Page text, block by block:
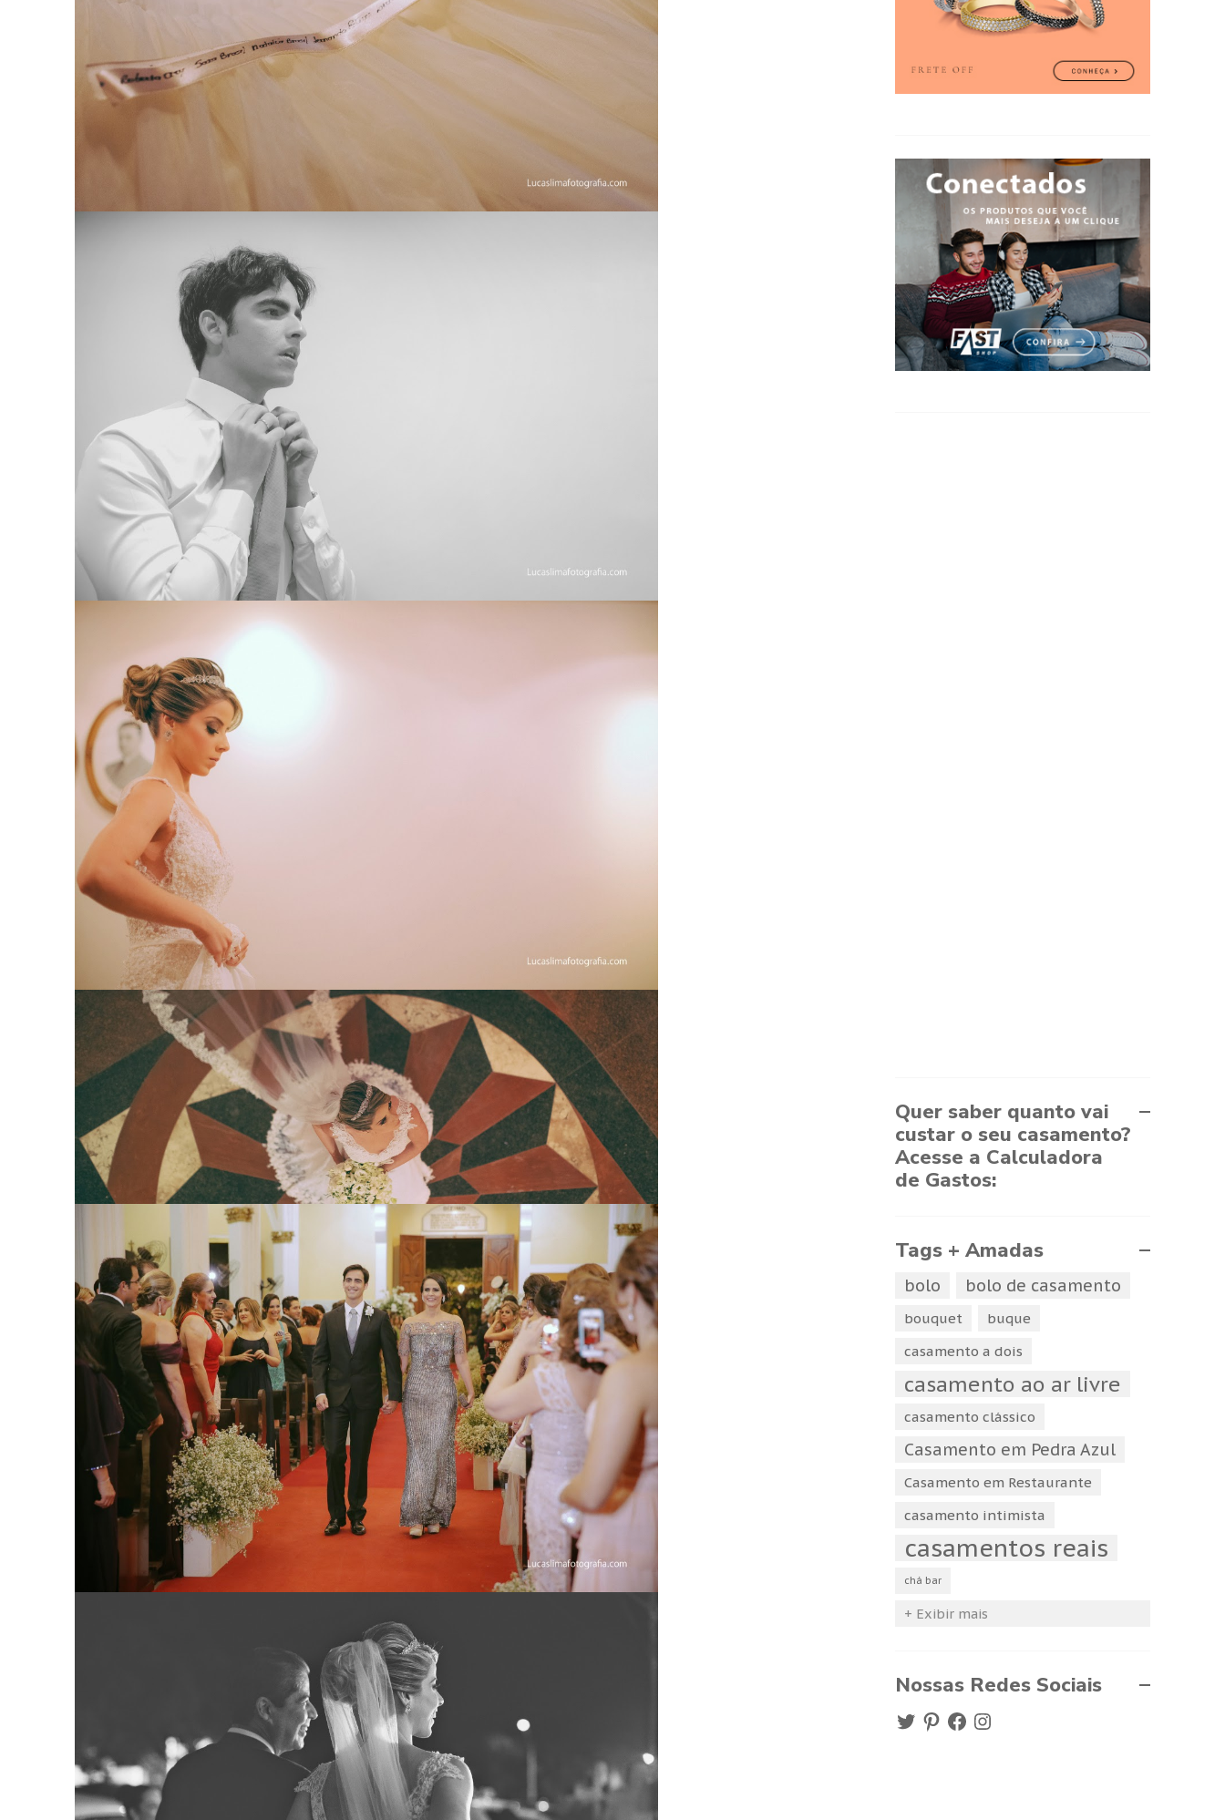
Quer saber quanto vai
custar o seu casamento?
Acesse a Calculadora
de Gastos:
Tags + Amadas
bolo bolo de casamento
bouquet
buque
casamento a dois
casamento ao ar livre
casamento clássico
Casamento em Pedra Azul
Casamento em Restaurante
casamento intimista
casamentos reais
chá bar
+ Exibir mais
Nossas Redes Sociais